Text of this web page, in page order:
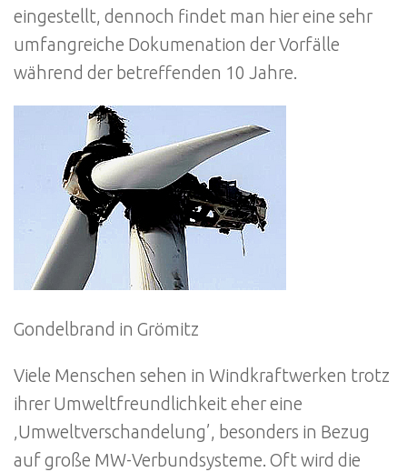
eingestellt, dennoch findet man hier eine sehr
umfangreiche Dokumenation der Vorfälle
während der betreffenden 10 Jahre.
Gondelbrand in Grömitz
Viele Menschen sehen in Windkraftwerken trotz
ihrer Umweltfreundlichkeit eher eine
‚Umweltverschandelung’, besonders in Bezug
auf große MW-Verbundsysteme. Oft wird die